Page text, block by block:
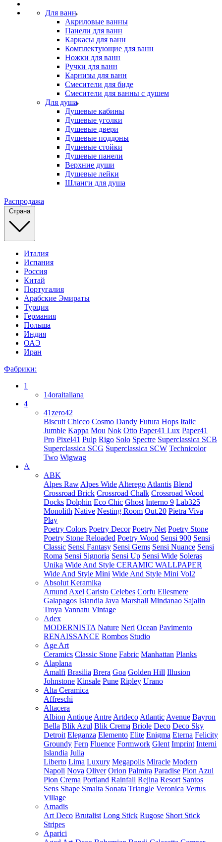
Для ванн
Акриловые ванны
Панели для ванн
Каркасы для ванн
Комплектующие для ванн
Ножки для ванн
Ручки для ванн
Карнизы для ванн
Смесители для биде
Смесители для ванны с душем
Для душа
Душевые кабины
Душевые уголки
Душевые двери
Душевые поддоны
Душевые стойки
Душевые панели
Верхние души
Душевые лейки
Шланги для душа
Распродажа
Страна
Италия
Испания
Россия
Китай
Португалия
Арабские Эмираты
Турция
Германия
Польша
Индия
ОАЭ
Иран
Фабрики:
1
14oraitaliana
4
41zero42
Biscuit Chicco Cosmo Dandy Futura Hops Italic
Jumble Kappa Mou Nok Otto Paper41 Lux Paper41
Pro Pixel41 Pulp Rigo Solo Spectre Superclassica SCB
Superclassica SCG Superclassica SCW Technicolor
Two Wigwag
A
ABK
Alpes Raw Alpes Wide Alterego Atlantis Blend
Crossroad Brick Crossroad Chalk Crossroad Wood
Docks Dolphin Eco Chic Ghost Interno 9 Lab325
Monolith Native Nesting Room Out.20 Pietra Viva
Play
Poetry Colors Poetry Decor Poetry Net Poetry Stone
Poetry Stone Reloaded Poetry Wood Sensi 900 Sensi
Classic Sensi Fantasy Sensi Gems Sensi Nuance Sensi
Roma Sensi Signoria Sensi Up Sensi Wide Soleras
Unika Wide And Style CERAMIC WALLPAPER
Wide And Style Mini Wide And Style Mini Vol2
Absolut Keramika
Amund Axel Caristo Celebes Corfu Ellesmere
Galapagos Islandia Java Marshall Mindanao Sajalin
Troya Vannatu Vintage
Adex
MODERNISTA Nature Neri Ocean Pavimento
RENAISSANCE Rombos Studio
Age Art
Ceramics Classic Stone Fabric Manhattan Planks
Alaplana
Amalfi Brasilia Brera Goa Golden Hill Illusion
Johnstone Kinsale Pune Ripley Urano
Alta Ceramica
Affreschi
Altacera
Albion Antique Antre Artdeco Atlantic Avenue Bayron
Bella Blik Azul Blik Crema Briole Deco Deco Sky
Detroit Eleganza Elemento Elite Enigma Eterna Felicity
Groundy Fern Fluence Formwork Glent Imprint Interni
Islandia Julia
Liberto Lima Luxury Megapolis Miracle Modern
Napoli Nova Oliver Orion Palmira Paradise Pion Azul
Pion Crema Portland Rainfall Rejina Resort Santos
Sens Shape Smalta Sonata Triangle Veronica Vertus
Village
Amadis
Art Deco Brutalist Long Stick Rugose Short Stick
Stripes
Aparici